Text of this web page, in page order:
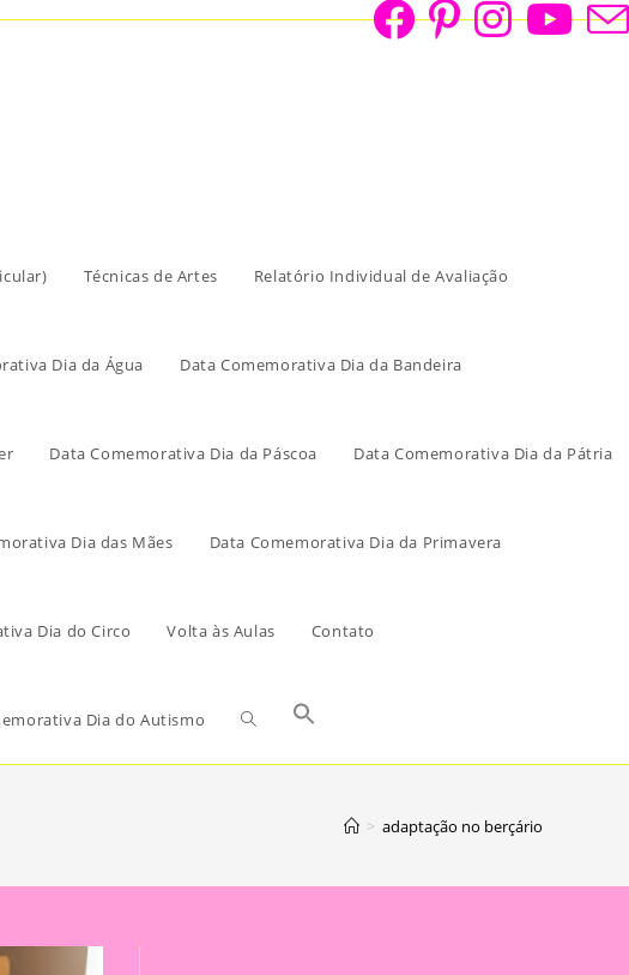
Técnicas de Artes Relatório Individual de Avaliação
Dia da Água Data Comemorativa Dia da Bandeira
Data Comemorativa Dia da Páscoa Data Comemorativa Dia da Pátria
Dia das Mães Data Comemorativa Dia da Primavera
Dia do Circo Volta às Aulas Contato
Dia do Autismo
> adaptação no berçário